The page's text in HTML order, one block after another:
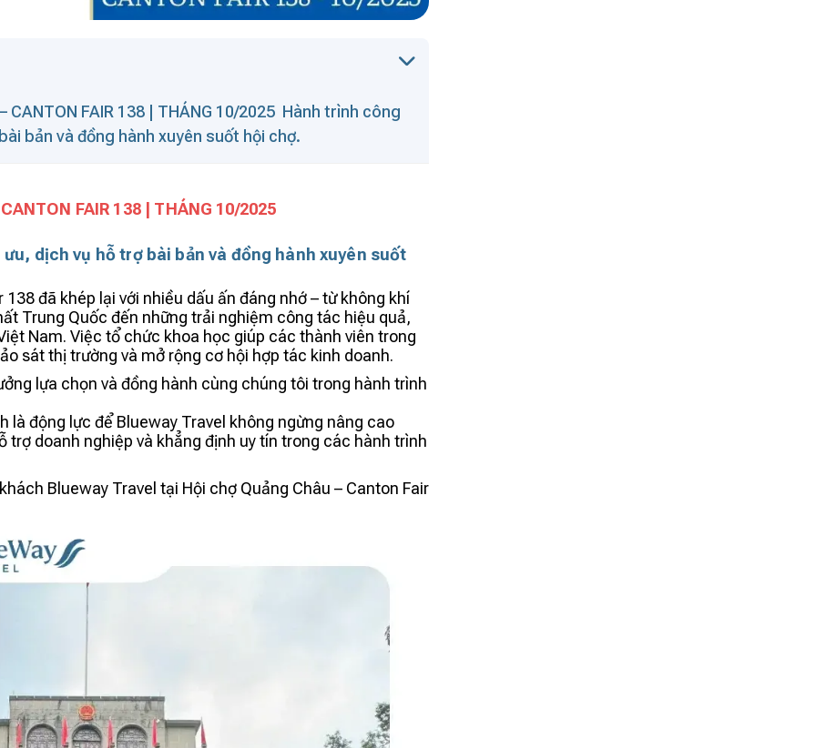
CANTON FAIR 138 | THÁNG 10/2025 Hành trình công
bản và đồng hành xuyên suốt hội chợ.
FAIR 138 | THÁNG 10/2025
dịch vụ hỗ trợ bài bản và đồng hành xuyên suốt
đã khép lại với nhiều dấu ấn đáng nhớ – từ không khí
Trung Quốc đến những trải nghiệm công tác hiệu quả,
Nam. Việc tổ chức khoa học giúp các thành viên trong
sát thị trường và mở rộng cơ hội hợp tác kinh doanh.
lựa chọn và đồng hành cùng chúng tôi trong hành trình
động lực để Blueway Travel không ngừng nâng cao
doanh nghiệp và khẳng định uy tín trong các hành trình
Blueway Travel tại Hội chợ Quảng Châu – Canton Fair